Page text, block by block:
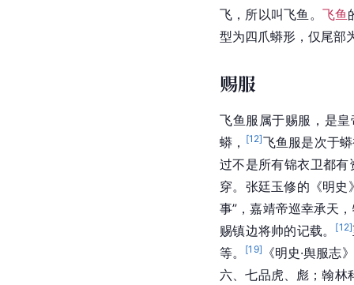
飞，所以叫飞鱼。 飞鱼
型为四爪蟒形，仅尾部
赐服
飞鱼服属于赐服，是
蟒， [12]飞鱼服是次于
过不是所有锦衣卫都
穿。张廷玉修的《明
事”，嘉靖帝巡幸承天
赐镇边将帅的记载。
[12]
等。
[19]
《明史·舆服
六、七品虎、彪；翰林